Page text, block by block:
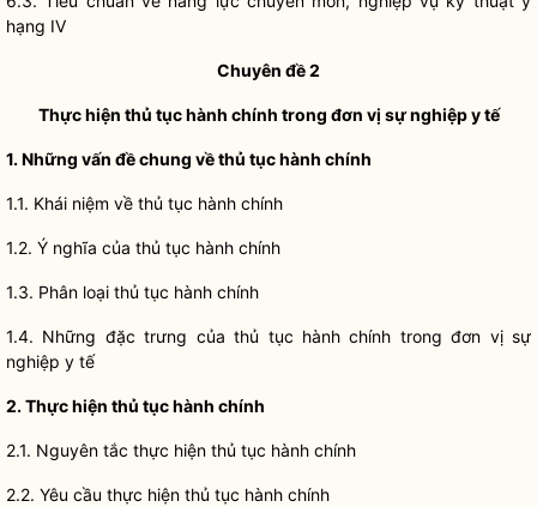
hạng IV
Chuyên đề 2
Thực hiện thủ tục hành chính trong đơn vị sự nghiệp y tế
1. Những vấn đề chung về thủ tục hành chính
1.1. Khái niệm về thủ tục hành chính
1.2. Ý nghĩa của thủ tục hành chính
1.3. Phân loại thủ tục hành chính
1.4. Những đặc trưng của thủ tục hành chính trong đơn vị sự
nghiệp y tế
2. Thực hiện thủ tục hành chính
2.1. Nguyên tắc thực hiện thủ tục hành chính
2.2. Yêu cầu thực hiện thủ tục hành chính